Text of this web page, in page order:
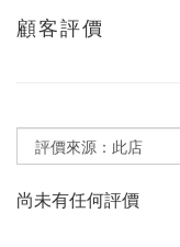
顧客評價
尚未有任何評價